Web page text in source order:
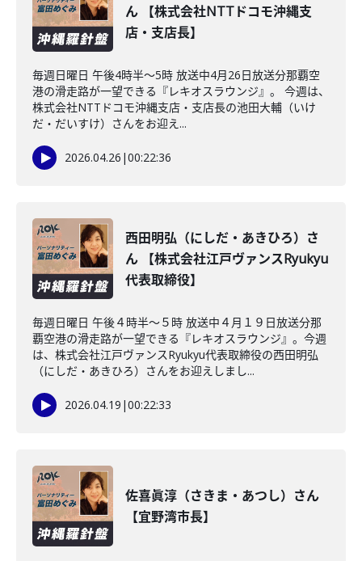
ん 【株式会社NTTドコモ沖縄支
店・支店長】
毎週日曜日 午後4時半～5時 放送中4月26日放送分那覇空
港の滑走路が一望できる『レキオスラウンジ』。 今週は、
株式会社NTTドコモ沖縄支店・支店長の池田大輔（いけ
だ・だいすけ）さんをお迎え...
2026.04.26 |00:22:36
西田明弘（にしだ・あきひろ）さ
ん 【株式会社江戸ヴァンスRyukyu
代表取締役】
毎週日曜日 午後４時半～５時 放送中４月１９日放送分那
覇空港の滑走路が一望できる『レキオスラウンジ』。今週
は、株式会社江戸ヴァンスRyukyu代表取締役の西田明弘
（にしだ・あきひろ）さんをお迎えしまし...
2026.04.19 |00:22:33
佐喜眞淳（さきま・あつし）さん
【宜野湾市長】